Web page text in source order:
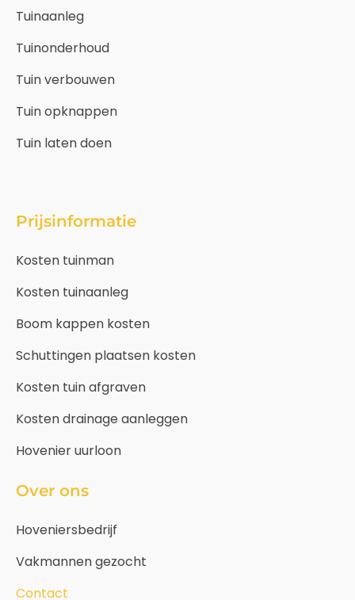
Tuinaanleg
Tuinonderhoud
Tuin verbouwen
Tuin opknappen
Tuin laten doen
Prijsinformatie
Kosten tuinman
Kosten tuinaanleg
Boom kappen kosten
Schuttingen plaatsen kosten
Kosten tuin afgraven
Kosten drainage aanleggen
Hovenier uurloon
Over ons
Hoveniersbedrijf
Vakmannen gezocht
Contact